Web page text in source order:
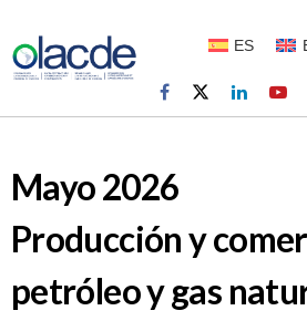
ES
Mayo 2026
Producción y
petróleo y gas